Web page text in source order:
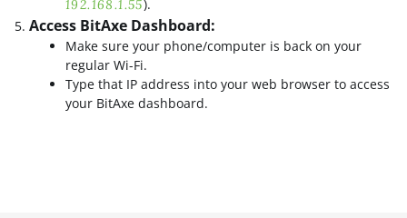
192.168.1.55).
Access BitAxe Dashboard:
Make sure your phone/computer is back on your
regular Wi-Fi.
Type that IP address into your web browser to access
your BitAxe dashboard.